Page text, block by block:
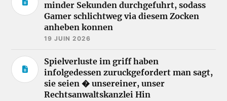
minder Sekunden durchgefuhrt, sodass
Gamer schlichtweg via diesem Zocken
anheben konnen
19 JUIN 2026
Spielverluste im griff haben
infolgedessen zuruckgefordert man sagt,
sie seien � unsereiner, unser
Rechtsanwaltskanzlei Hin